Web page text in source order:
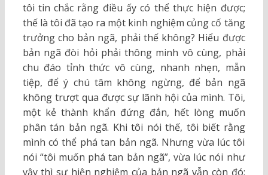
tôi tin chắc rằng điều ấy có thể thực hiện được;
thế là tôi đã tạo ra một kinh nghiệm củng cố tăng
trưởng cho bản ngã, phải thế không? Hiểu được
bản ngã đòi hỏi phải thông minh vô cùng, phải
chu đáo tỉnh thức vô cùng, nhanh nhẹn, mẫn
tiệp, để ý chú tâm không ngừng, để bản ngã
không trượt qua được sự lãnh hội của mình. Tôi,
một kẻ thành khẩn đứng đắn, hết lòng muốn
phân tán bản ngã. Khi tôi nói thế, tôi biết rằng
mình có thể phá tan bản ngã. Nhưng vừa lúc tôi
nói “tôi muốn phá tan bản ngã”, vừa lúc nói như
vậy thì sự hiện nghiệm của bản ngã vẫn còn đó;